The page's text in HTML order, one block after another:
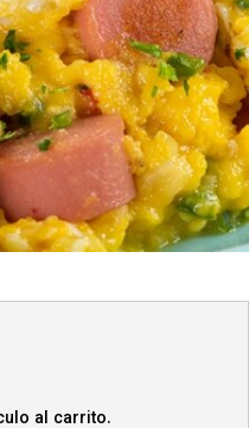
al carrito.